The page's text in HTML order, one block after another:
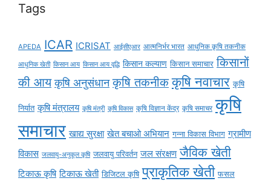
Tags
APEDA ICAR ICRISAT आईसीएआर आत्मनिर्भर भारत आधुनिक कृषि तकनीक
आधुनिक खेती किसान आय किसान आय वृद्धि किसान कल्याण किसान समाचार किसानों
की आय कृषि अनुसंधान कृषि तकनीक कृषि नवाचार कृषि
निर्यात कृषि मंत्रालय कृषि मंत्री कृषि विकास कृषि विज्ञान केंद्र कृषि समाचर कृषि
समाचार खाद्य सुरक्षा खेत बचाओ अभियान गन्ना विकास विभाग ग्रामीण
विकास जलवायु-अनुकूल कृषि जलवायु परिवर्तन जल संरक्षण जैविक खेती
टिकाऊ कृषि टिकाऊ खेती डिजिटल कृषि प्राकृतिक खेती फसल